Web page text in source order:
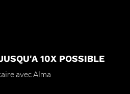
10X POSSIBLE
avec Alma